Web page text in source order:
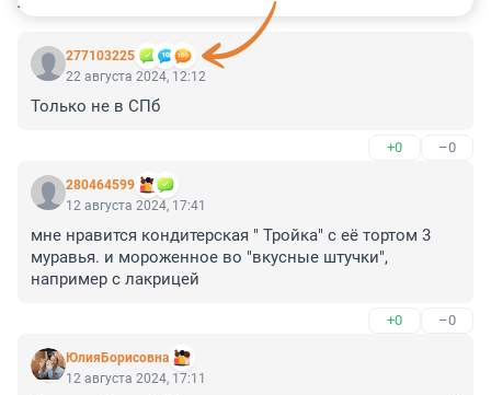
277103225
22 августа 2024, 12:12
Только не в СПб
+0 –0
280464599
12 августа 2024, 17:41
мне нравится кондитерская " Тройка" с её тортом 3
муравья. и мороженное во "вкусные штучки",
например с лакрицей
+0 –0
ЮлияБорисовна
12 августа 2024, 17:11